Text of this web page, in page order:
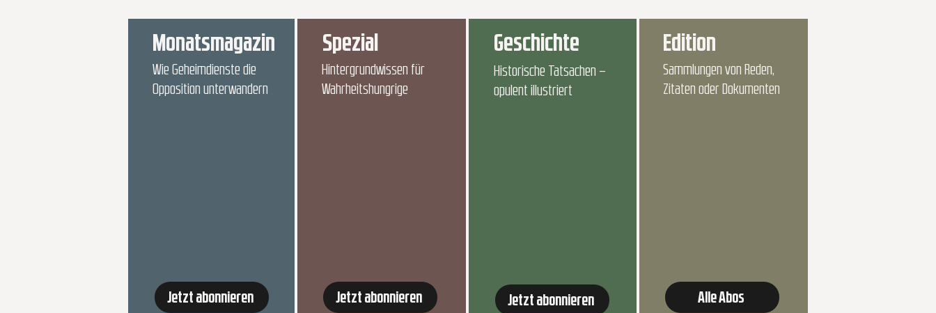
Monatsmagazin
Wie Geheimdienste die
Opposition unterwandern
Jetzt abonnieren
Spezial
Hintergrundwissen für
Wahrheitshungrige
Jetzt abonnieren
Geschichte
Historische Tatsachen –
opulent illustriert
Jetzt abonnieren
Edition
Sammlungen von Reden,
Zitaten oder Dokumenten
Alle Abos